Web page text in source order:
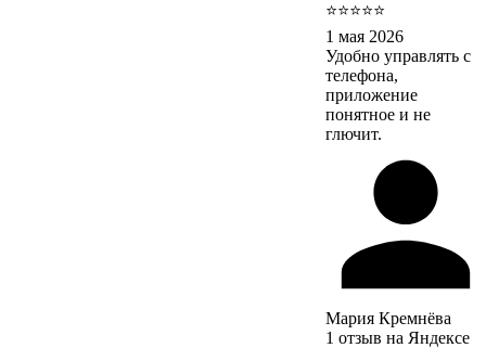
⭐⭐⭐⭐⭐
1 мая 2026
Удобно управлять с
телефона,
приложение
понятное и не
глючит.
Мария Кремнёва
1 отзыв на Яндексе